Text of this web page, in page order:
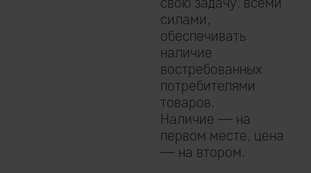
силами,
обеспечивать
наличие
востребованных
потребителями
товаров.
Наличие — на
первом месте, цена
— на втором.